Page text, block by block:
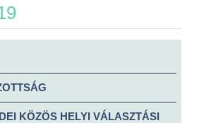
KÖZÖS HELYI VÁLASZTÁSI